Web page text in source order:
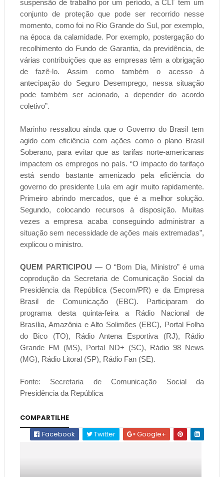
suspensão de trabalho por um período, a CLT tem um
conjunto de proteção que pode ser recorrido nesse
momento, como foi no Rio Grande do Sul, por exemplo,
na época da calamidade. Por exemplo, postergação do
recolhimento do Fundo de Garantia, da previdência, de
várias contribuições que as empresas têm a obrigação
de fazê-lo. Assim como também o acesso à
antecipação do Seguro Desemprego, nessa situação
pode também ser acionado, a depender do acordo
coletivo”.
Marinho ressaltou ainda que o Governo do Brasil tem
agido com eficiência com ações como o plano Brasil
Soberano, para evitar que as tarifas norte-americanas
impactem os empregos no país. “O impacto do tarifaço
está sendo bastante amenizado pela eficiência do
governo do presidente Lula em agir muito rapidamente.
Primeiro abrindo mercados, que é a melhor solução.
Segundo, colocando recursos à disposição. Muitas
vezes a empresa acaba conseguindo administrar a
situação sem necessidade de ações mais extremadas”,
explicou o ministro.
QUEM PARTICIPOU — O “Bom Dia, Ministro” é uma
coprodução da Secretaria de Comunicação Social da
Presidência da República (Secom/PR) e da Empresa
Brasil de Comunicação (EBC). Participaram do
programa desta quinta-feira a Rádio Nacional de
Brasília, Amazônia e Alto Solimões (EBC), Portal Folha
do Bico (TO), Rádio Antena Esportiva (RJ), Rádio
Grande FM (MS), Portal ND+ (SC), Rádio 98 News
(MG), Rádio Litoral (SP), Rádio Fan (SE).
Fonte: Secretaria de Comunicação Social da
Presidência da República
COMPARTILHE
Facebook
Twitter Google+